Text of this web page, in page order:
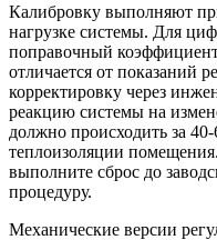
Калибровку выполняют
нагрузке системы. Для
поправочный
отличается от показаний
корректировку через
реакцию системы на
должно происходить за
теплоизоляции
выполните сброс до
процедуру.
Механические версии